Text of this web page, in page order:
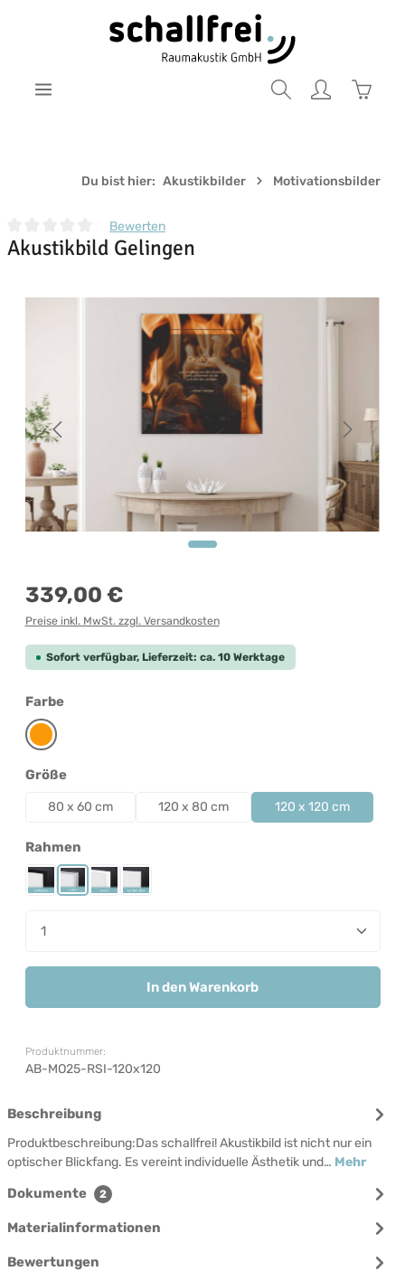
Zum Hauptinhalt springen
Du bist hier: Akustikbilder Motivationsbilder
Durchschnittliche Bewertung von 0 von 5 Sternen
Bewerten
Akustikbild Gelingen
Regulärer Preis:
339,00 €
Preise inkl. MwSt. zzgl. Versandkosten
Sofort verfügbar, Lieferzeit: ca. 10 Werktage
Farbeauswählen
Orange
Größeauswählen
80 x 60 cm 120 x 80 cm 120 x 120 cm
Rahmenauswählen
Rahmen Schwarz
Rahmen Silber
Rahmen Weiß
Rahmenlos
Produkt Anzahl: Gib den gewünschten Wert ein
In den Warenkorb
Produktnummer:
AB-MO25-RSI-120x120
Beschreibung
Produktbeschreibung:Das schallfrei! Akustikbild ist nicht nur ein
optischer Blickfang. Es vereint individuelle Ästhetik und… Mehr
Dokumente 2
Materialinformationen
Bewertungen